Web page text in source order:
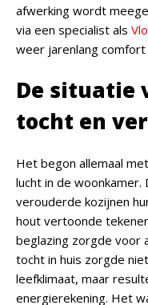
afwerking wordt
via een specialist als
weer jarenlang comfort
De situatie
tocht en
Het begon allemaal
lucht in de
verouderde kozijnen
hout vertoonde
beglazing zorgde voor
tocht in huis zorgde
leefklimaat, maar
energierekening. Het